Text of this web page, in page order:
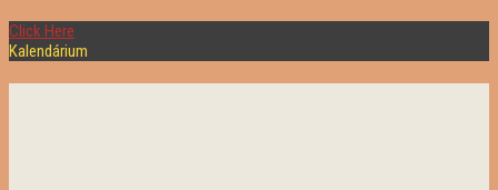
Click Here
Kalendárium